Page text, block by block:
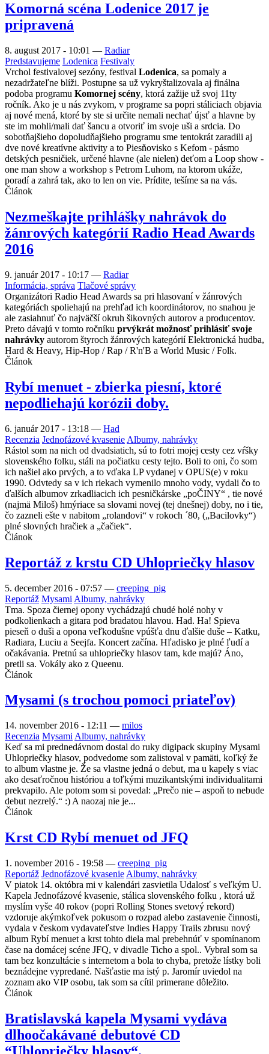
Komorná scéna Lodenice 2017 je
pripravená
8. august 2017 - 10:01 — Radiar
Predstavujeme Lodenica Festivaly
Vrchol festivalovej sezóny, festival Lodenica, sa pomaly a
nezadržateľne blíži. Postupne sa už vykryštalizovala aj finálna
podoba programu Komornej scény, ktorá zažije už svoj 11ty
ročník. Ako je u nás zvykom, v programe sa popri stáliciach objavia
aj nové mená, ktoré by ste si určite nemali nechať újsť a hlavne by
ste im mohli/mali dať šancu a otvoriť im svoje uši a srdcia. Do
sobotňajšieho dopoludňajšieho programu sme tentokrát zaradili aj
dve nové kreatívne aktivity a to Piesňovisko s Kefom - pásmo
detských pesničiek, určené hlavne (ale nielen) deťom a Loop show -
one man show a workshop s Petrom Luhom, na ktorom ukáže,
poradí a zahrá tak, ako to len on vie. Prídite, tešíme sa na vás.
Článok
Nezmeškajte prihlášky nahrávok do
žánrových kategórií Radio Head Awards
2016
9. január 2017 - 10:17 — Radiar
Informácia, správa Tlačové správy
Organizátori Radio Head Awards sa pri hlasovaní v žánrových
kategóriách spoliehajú na prehľad ich koordinátorov, no snahou je
ale zasiahnuť čo najväčší okruh šikovných autorov a producentov.
Preto dávajú v tomto ročníku prvýkrát možnosť prihlásiť svoje
nahrávky autorom štyroch žánrových kategórií Elektronická hudba,
Hard & Heavy, Hip-Hop / Rap / R'n'B a World Music / Folk.
Článok
Rybí menuet - zbierka piesní, ktoré
nepodliehajú korózii doby.
6. január 2017 - 13:18 — Had
Recenzia Jednofázové kvasenie Albumy, nahrávky
Rástol som na nich od dvadsiatich, sú to fotri mojej cesty cez vŕšky
slovenského folku, stáli na počiatku cesty tejto. Boli to oni, čo som
ich našiel ako prvých, a to vďaka LP vydanej v OPUS(e) v roku
1990. Odvtedy sa v ich riekach vymenilo mnoho vody, vydali čo to
ďalších albumov zrkadliacich ich pesničkárske „poČINY“ , tie nové
(najmä Miloš) hmýriace sa slovami novej (tej dnešnej) doby, no i tie,
čo zazneli ešte v nabitom „rolandovi“ v rokoch ´80, („Bacilovky“)
plné slovných hračiek a „čačiek“.
Článok
Reportáž z krstu CD Uhlopriečky hlasov
5. december 2016 - 07:57 — creeping_pig
Reportáž Mysami Albumy, nahrávky
Tma. Spoza čiernej opony vychádzajú chudé holé nohy v
podkolienkach a gitara pod bradatou hlavou. Had. Ha! Spieva
pieseň o duši a opona veľkodušne vpúšťa dnu ďalšie duše – Katku,
Radiara, Luciu a Seejfa. Koncert začína. Hľadisko je plné ľudí a
očakávania. Pretnú sa uhlopriečky hlasov tam, kde majú? Áno,
pretli sa. Vokály ako z Queenu.
Článok
Mysami (s trochou pomoci priateľov)
14. november 2016 - 12:11 — milos
Recenzia Mysami Albumy, nahrávky
Keď sa mi prednedávnom dostal do ruky digipack skupiny Mysami
Uhlopriečky hlasov, podvedome som zalistoval v pamäti, koľký že
to album vlastne je. Že sa vlastne jedná o debut, ma u kapely s viac
ako desaťročnou históriou a toľkými muzikantskými individualitami
prekvapilo. Ale potom som si povedal: „Prečo nie – aspoň to nebude
debut nezrelý.“ :) A naozaj nie je...
Článok
Krst CD Rybí menuet od JFQ
1. november 2016 - 19:58 — creeping_pig
Reportáž Jednofázové kvasenie Albumy, nahrávky
V piatok 14. októbra mi v kalendári zasvietila Udalosť s veľkým U.
Kapela Jednofázové kvasenie, stálica slovenského folku , ktorá už
myslím vyše 40 rokov (popri Rolling Stones svetový rekord)
vzdoruje akýmkoľvek pokusom o rozpad alebo zastavenie činnosti,
vydala v českom vydavateľstve Indies Happy Trails zbrusu nový
album Rybí menuet a krst tohto diela mal prebehnúť v spomínanom
čase na domácej scéne JFQ, v divadle Ticho a spol.. Vybral som sa
tam bez konzultácie s internetom a bola to chyba, pretože lístky boli
beznádejne vypredané. Našťastie ma istý p. Jaromír uviedol na
zoznam ako VIP osobu, tak som sa cítil primerane dôležito.
Článok
Bratislavská kapela Mysami vydáva
dlhoočakávané debutové CD